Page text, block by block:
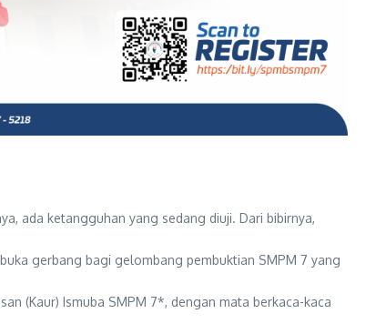
ada ketangguhan yang sedang diuji. Dari bibirnya,
gerbang bagi gelombang pembuktian SMPM 7 yang
(Kaur) Ismuba SMPM 7*, dengan mata berkaca-kaca